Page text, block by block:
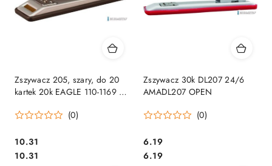
Zszywacz 205, szary, do 20
kartek 20k EAGLE 110-1169 na
(0)
Cena:
10.31
Cena:
10.31
Zszywacz 30k DL207 24/6
AMADL207 OPEN
(0)
Cena:
6.19
Cena:
6.19